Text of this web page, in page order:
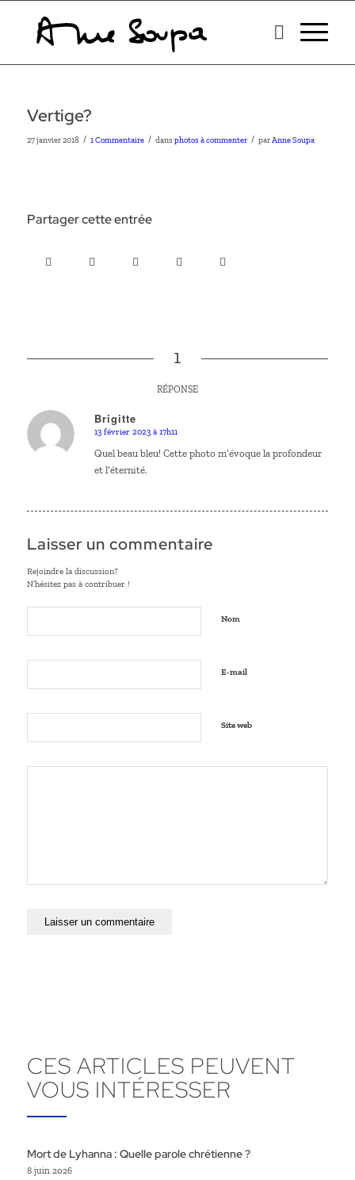
Vertige?
27 janvier 2018 / 1 Commentaire / dansphotos à commenter / parAnne Soupa
Partager cette entrée
1
RÉPONSE
Brigitte
dit
:
13 février 2023 à 17h11
Quel beau bleu! Cette photo m’évoque la profondeur
et l’éternité.
Laisser un commentaire
Rejoindre la discussion?
N’hésitez pas à contribuer !
Nom
E-mail
Site web
CES ARTICLES PEUVENT
VOUS INTÉRESSER
Mort de Lyhanna : Quelle parole chrétienne ?
8 juin 2026